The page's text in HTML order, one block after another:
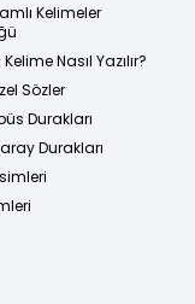
Kelimeler
Nasıl Yazılır?
Sözler
Durakları
Durakları